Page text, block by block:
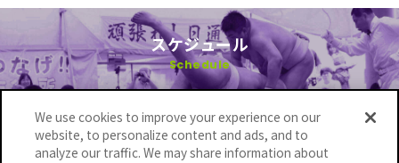
スケジュール
Schedule
社会貢献活動
Social contributions
We use cookies to improve your experience on our
website, to personalize content and ads, and to
analyze our traffic. We may share information about